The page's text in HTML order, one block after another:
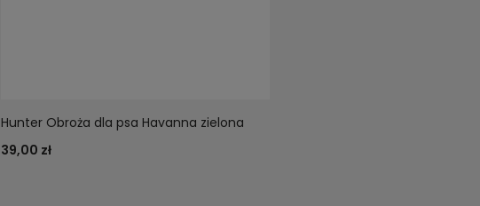
Hunter Obroża dla psa Havanna zielona
39,00 zł